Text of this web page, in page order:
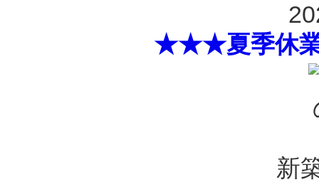
★★★夏季休
新